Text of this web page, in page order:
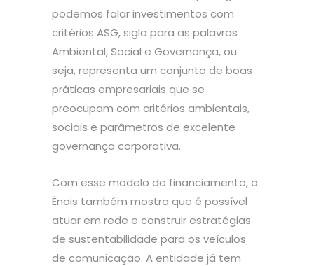
podemos falar investimentos com
critérios ASG, sigla para as palavras
Ambiental, Social e Governança, ou
seja, representa um conjunto de boas
práticas empresariais que se
preocupam com critérios ambientais,
sociais e parâmetros de excelente
governança corporativa.
Com esse modelo de financiamento, a
Énois também mostra que é possível
atuar em rede e construir estratégias
de sustentabilidade para os veículos
de comunicação. A entidade já tem